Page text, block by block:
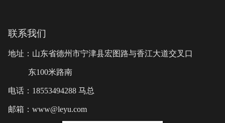
联系我们
地址：山东省德州市宁津县宏图路与香江大道交叉口
东100米路南
电话：18553494288 马总
邮箱：www@leyu.com